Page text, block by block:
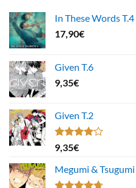
In These Words
17,90€
Given T.6
9,35€
Given T.2
Note
4.00
5
9,35€
Megumi & Tsugumi